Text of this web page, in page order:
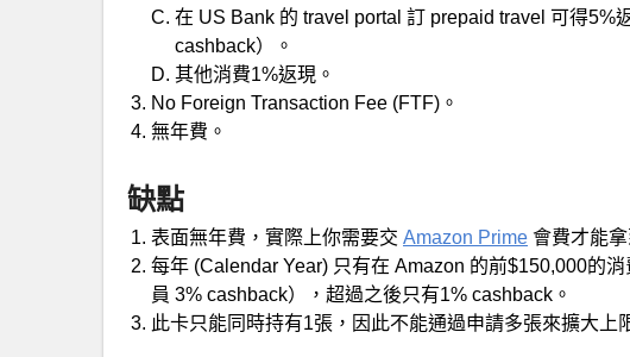
在 US Bank 的 travel portal 訂 prepaid travel 可得5%
cashback）。
其他消費1%返現。
No Foreign Transaction Fee (FTF)。
無年費。
缺點
表面無年費，實際上你需要交 Amazon Prime 會費才能拿
每年 (Calendar Year) 只有在 Amazon 的前$150,000的
員 3% cashback），超過之後只有1% cashback。
此卡只能同時持有1張，因此不能通過申請多張來擴大上